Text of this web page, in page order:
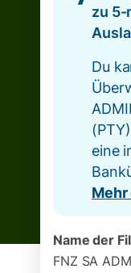
zu 5-
Du
eine
Name der
FNZ SA